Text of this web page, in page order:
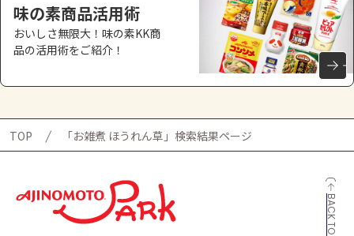
味の素商品活用術
おいしさ無限大！味の素KK商
品の活用術をご紹介！
TOP 「お雑煮 ほうれん草」検索結果ページ
BACK TO TOP